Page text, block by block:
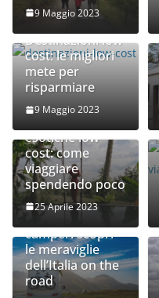
9 Maggio 2023
Destinazioni low
cost: le migliori
mete per
risparmiare
9 Maggio 2023
Destinazioni
esotiche low
cost: come
viaggiare
spendendo poco
25 Aprile 2023
Viaggi in
camper: scopri
le meraviglie
dell’Italia on the
road